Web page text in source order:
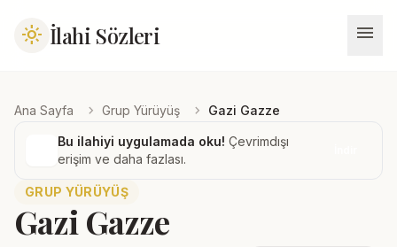
light_mode İlahi Sözleri menu
Ana Sayfa chevron_right Grup Yürüyüş chevron_right Gazi Gazze
Bu ilahiyi uygulamada oku! Çevrimdışı
erişim ve daha fazlası.
GRUP YÜRÜYÜŞ
Gazi Gazze